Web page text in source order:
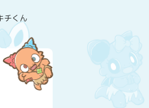
チくん